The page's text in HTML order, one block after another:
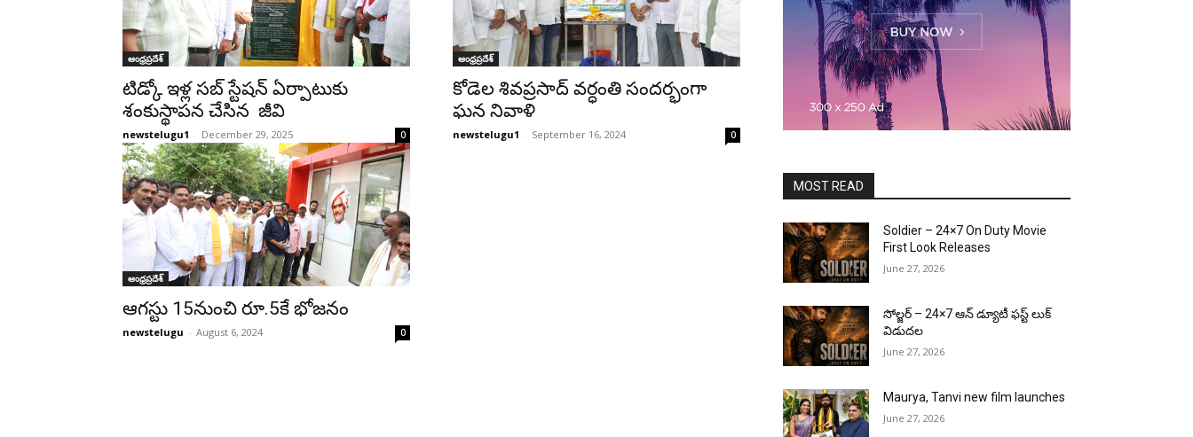
ఆంధ్రప్రదేశ్‌
టిడ్కో ఇళ్ల సబ్ స్టేషన్ ఏర్పాటుకు
శంకుస్థాపన చేసిన జీవి
newstelugu1 - December 29, 2025 0
ఆంధ్రప్రదేశ్‌
కోడెల శివప్రసాద్ వర్ధంతి సందర్భంగా
ఘ‌న నివాళి
newstelugu1 - September 16, 2024 0
ఆంధ్రప్రదేశ్‌
ఆగస్టు 15నుంచి రూ.5కే భోజనం
newstelugu - August 6, 2024 0
MOST READ
Soldier – 24×7 On Duty Movie
First Look Releases
June 27, 2026
సోల్జర్ – 24×7 ఆన్ డ్యూటీ ఫస్ట్ లుక్
విడుదల
June 27, 2026
Maurya, Tanvi new film launches
June 27, 2026